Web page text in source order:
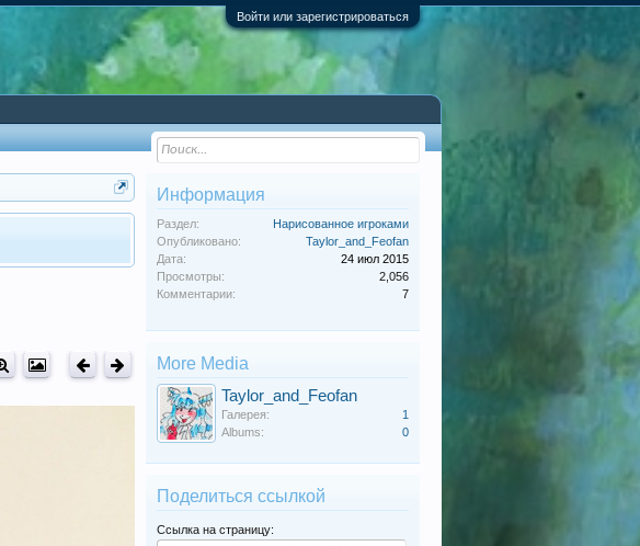
Войти или зарегистрироваться
Информация
Раздел:
Нарисованное игроками
Опубликовано:
Taylor_and_Feofan
Дата:
24 июл 2015
Просмотры:
2,056
Комментарии:
7
More Media
Taylor_and_Feofan
Галерея:
1
Albums:
0
Поделиться ссылкой
Ссылка на страницу: